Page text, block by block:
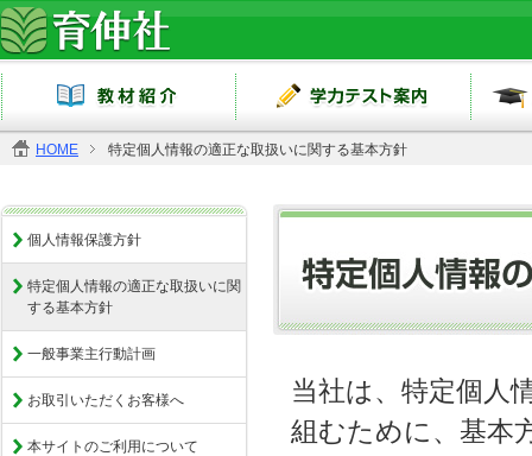
HOME 特定個人情報の適正な取扱いに関する基本方針
個人情報保護方針
特定個人情報の適正な取扱いに関
する基本方針
一般事業主行動計画
お取引いただくお客様へ
本サイトのご利用について
当社は、特定個人
組むために、基本